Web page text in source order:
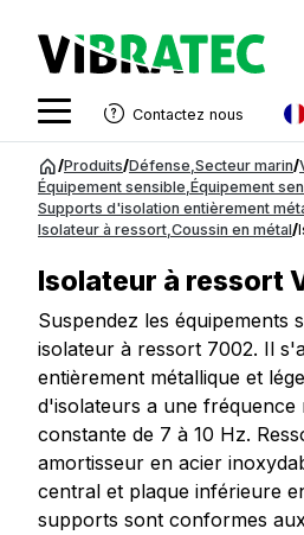
contenu
Contactez nous
/Produits/Défense Secteur marin/
Équipement sensible Équipement
Supports d'isolation entièrement
Isolateur à ressort Coussin en métal/
Isolateur à ressort
Suspendez les équipements
isolateur à ressort 7002. Il
entièrement métallique et
d'isolateurs a une fréquence
constante de 7 à 10 Hz.
amortisseur en acier
central et plaque inférieure
supports sont conformes